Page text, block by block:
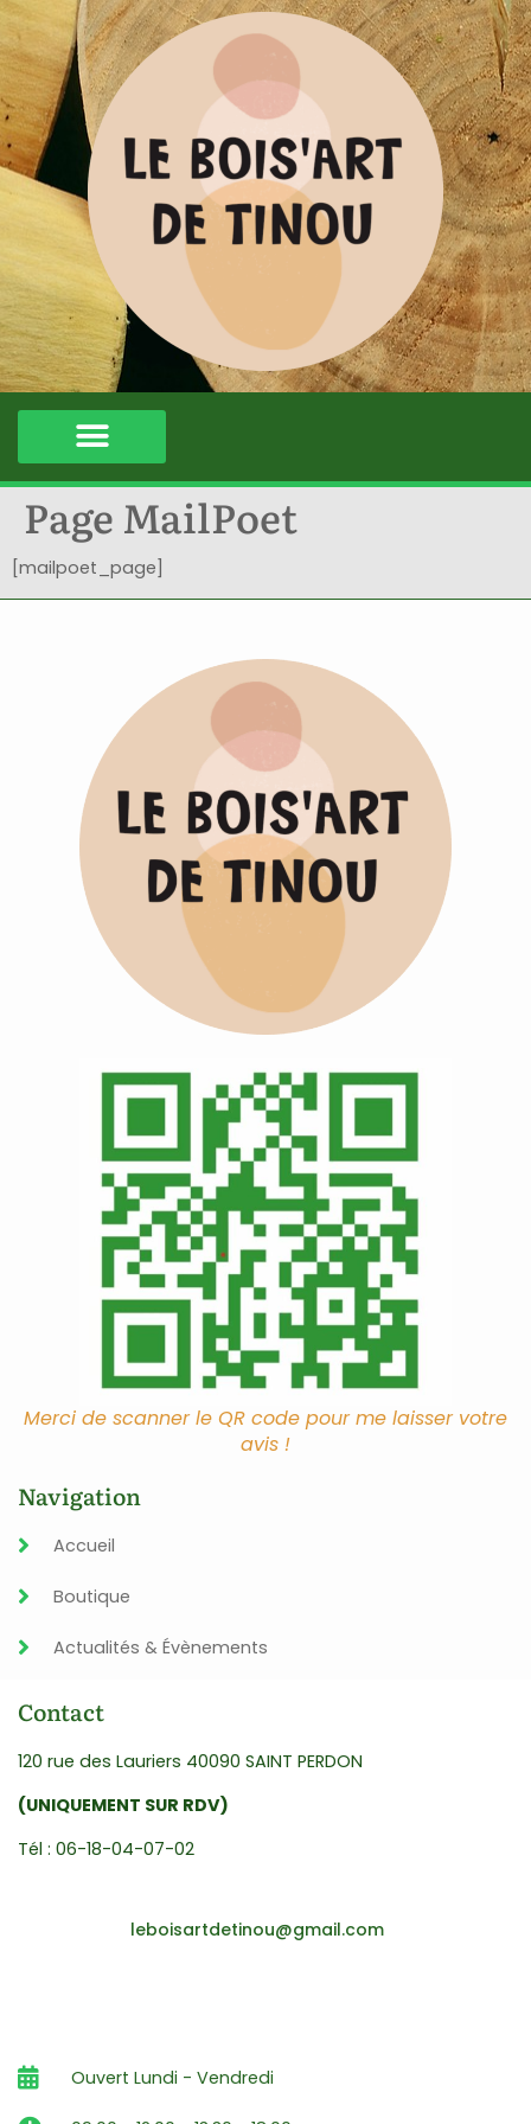
Page MailPoet
[mailpoet_page]
Merci de scanner le QR code pour me laisser votre
avis !
Navigation
Accueil
Boutique
Actualités & Évènements
Contact
120 rue des Lauriers 40090 SAINT PERDON
(UNIQUEMENT SUR RDV)
Tél : 06-18-04-07-02
leboisartdetinou@gmail.com
Ouvert Lundi - Vendredi